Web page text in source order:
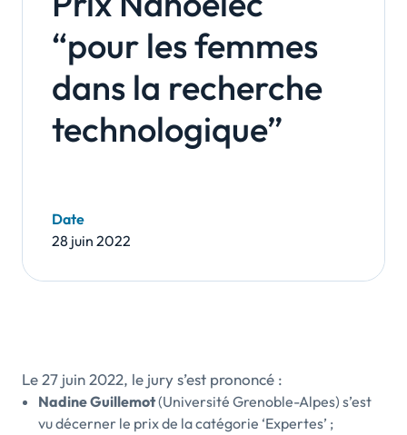
“pour les femmes
dans la recherche
technologique”
Date
28 juin 2022
Le 27 juin 2022, le jury s’est prononcé :
Nadine Guillemot(Université Grenoble-Alpes) s’est
vu décerner le prix de la catégorie ‘Expertes’ ;